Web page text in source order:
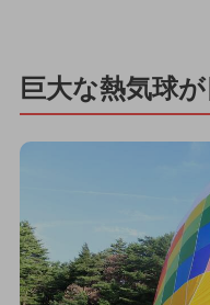
巨大な熱気球